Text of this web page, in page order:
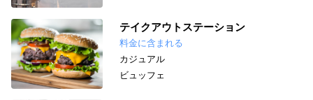
テイクアウトステーション
料金に含まれる
カジュアル
ビュッフェ